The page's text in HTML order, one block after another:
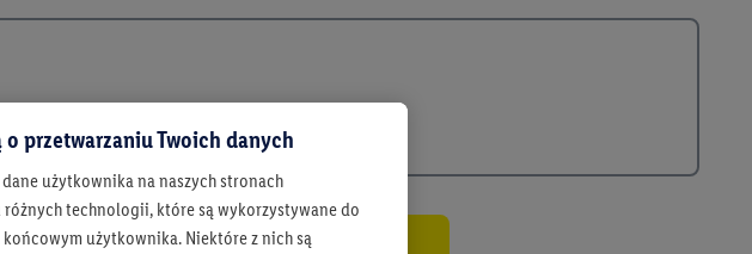
przetwarzaniu Twoich danych
użytkownika na naszych stronach
technologii, które są wykorzystywane do
użytkownika. Niektóre z nich są